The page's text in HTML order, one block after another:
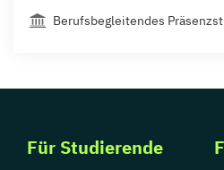
Berufsbegleitendes
Für Studierende